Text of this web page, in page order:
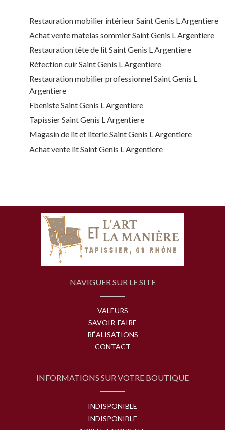
Restauration mobilier intérieur Saint Genis L Argentiere
Achat vente matelas sommier Saint Genis L Argentiere
Restauration tête de lit Saint Genis L Argentiere
Réfection cuir Saint Genis L Argentiere
Restauration mobilier professionnel Saint Genis L
Argentiere
Ebeniste Saint Genis L Argentiere
Tapissier Saint Genis L Argentiere
Magasin de lit et literie Saint Genis L Argentiere
Achat vente lit Saint Genis L Argentiere
NAVIGUER SUR LE SITE
VALEURS
SAVOIR-FAIRE
RÉALISATIONS
CONTACT
INFORMATIONS SUR VOTRE BOUTIQUE
INDISPONIBLE
INDISPONIBLE